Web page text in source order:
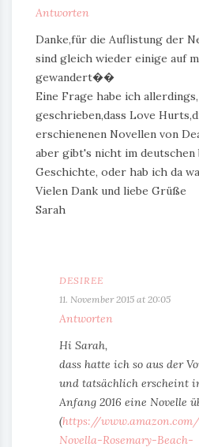
Antworten
Danke,für die Auflistung der
sind gleich wieder einige auf
gewandert��
Eine Frage habe ich
geschrieben,dass Love
erschienenen Novellen von
aber gibt's nicht im
Geschichte, oder hab ich da
Vielen Dank und liebe Grüße
Sarah
DESIREE
11. November 2015 at 20:05
Antworten
Hi Sarah,
dass hatte ich so aus der
und tatsächlich erscheint
Anfang 2016 eine Novelle
(https://
Novella-Rosemary-Beach-